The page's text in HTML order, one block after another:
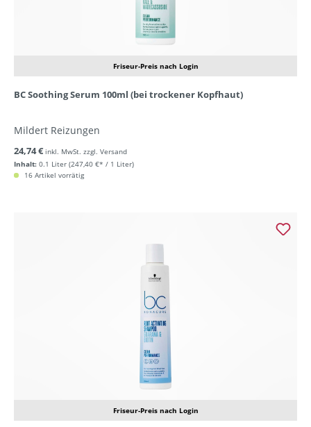
Friseur-Preis nach Login
BC Soothing Serum 100ml (bei trockener Kopfhaut)
Mildert Reizungen
Inhalt: 0.1 Liter (247,40 €* / 1 Liter)
24,74 € inkl. MwSt. zzgl. Versand
16 Artikel vorrätig
Friseur-Preis nach Login